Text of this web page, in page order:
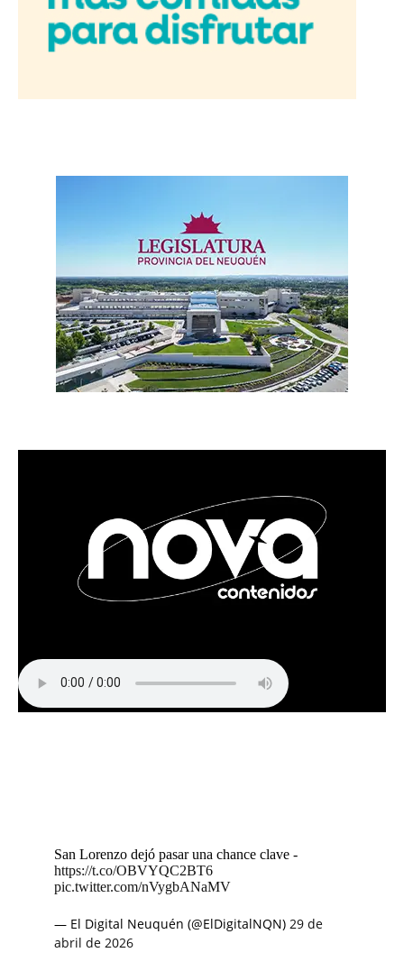
San Lorenzo dejó pasar una chance clave -
https://t.co/OBVYQC2BT6
pic.twitter.com/nVygbANaMV
— El Digital Neuquén (@ElDigitalNQN) 29 de
abril de 2026